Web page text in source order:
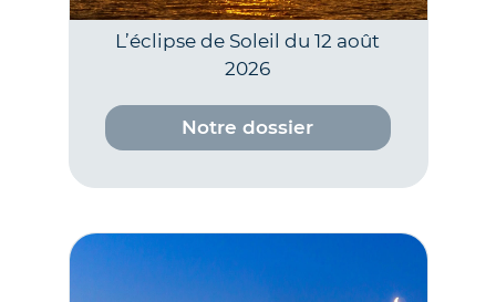
L’éclipse de Soleil du 12 août
2026
Notre dossier